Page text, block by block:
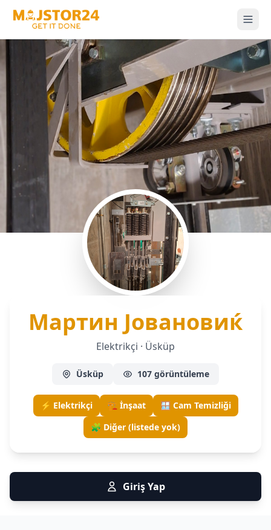
Мартин Јовановиќ—
Elektrikçi · Üsküp
Üsküp 107 görüntüleme
⚡ Elektrikçi 🏗️ İnşaat
🪟 Cam Temizliği
🧩 Diğer (listede yok)
Giriş Yap